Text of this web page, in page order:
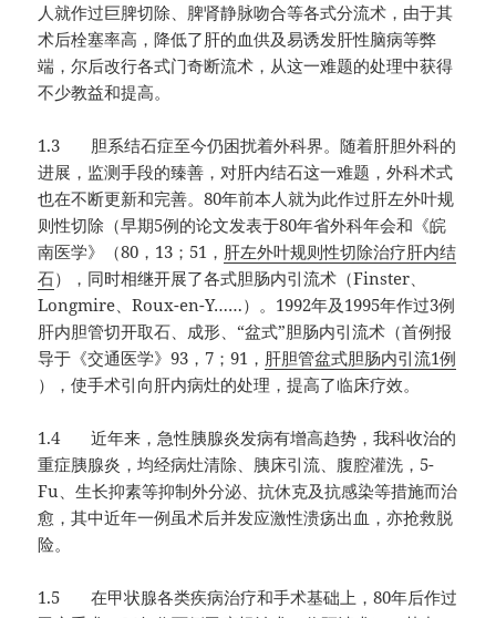
人就作过巨脾切除、脾肾静脉吻合等各式分流术，由于其
术后栓塞率高，降低了肝的血供及易诱发肝性脑病等弊
端，尔后改行各式门奇断流术，从这一难题的处理中获得
不少教益和提高。
1.3 胆系结石症至今仍困扰着外科界。随着肝胆外科的
进展，监测手段的臻善，对肝内结石这一难题，外科术式
也在不断更新和完善。80年前本人就为此作过肝左外叶规
则性切除（早期5例的论文发表于80年省外科年会和《皖
南医学》（80，13；51， 肝左外叶规则性切除治疗肝内结
石），同时相继开展了各式胆肠内引流术（Finster、
Longmire、Roux-en-Y……）。1992年及1995年作过3例
肝内胆管切开取石、成形、“盆式”胆肠内引流术（首例报
导于《交通医学》93，7；91， 肝胆管盆式胆肠内引流1例
），使手术引向肝内病灶的处理，提高了临床疗效。
1.4 近年来，急性胰腺炎发病有增高趋势，我科收治的
重症胰腺炎，均经病灶清除、胰床引流、腹腔灌洗，5-
Fu、生长抑素等抑制外分泌、抗休克及抗感染等措施而治
愈，其中近年一例虽术后并发应激性溃疡出血，亦抢救脱
险。
1.5 在甲状腺各类疾病治疗和手术基础上，80年后作过